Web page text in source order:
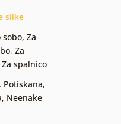
slike
sobo, Za
, Za
Za spalnico
, Potiskana,
, Neenake